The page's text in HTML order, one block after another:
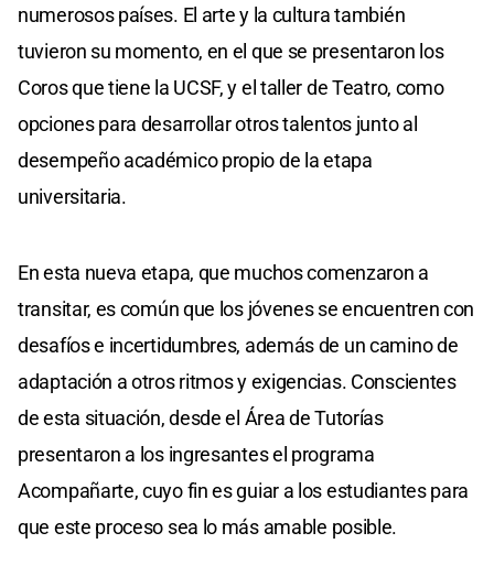
numerosos países. El arte y la cultura también
tuvieron su momento, en el que se presentaron los
Coros que tiene la UCSF, y el taller de Teatro, como
opciones para desarrollar otros talentos junto al
desempeño académico propio de la etapa
universitaria.
En esta nueva etapa, que muchos comenzaron a
transitar, es común que los jóvenes se encuentren con
desafíos e incertidumbres, además de un camino de
adaptación a otros ritmos y exigencias. Conscientes
de esta situación, desde el Área de Tutorías
presentaron a los ingresantes el programa
Acompañarte, cuyo fin es guiar a los estudiantes para
que este proceso sea lo más amable posible.